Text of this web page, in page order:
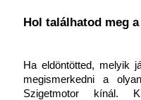
Hol találhatod meg
Ha eldöntötted, melyik
megismerkedni a
Szigetmotor kínál.